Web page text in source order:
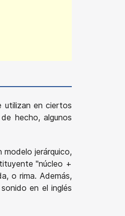
utilizan en ciertos
hecho, algunos
modelo jerárquico,
"núcleo +
o rima. Además,
en el inglés